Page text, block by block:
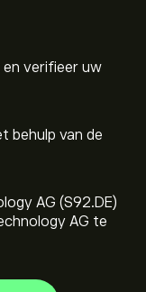
verifieer uw
behulp van de
AG (S92.DE)
AG te